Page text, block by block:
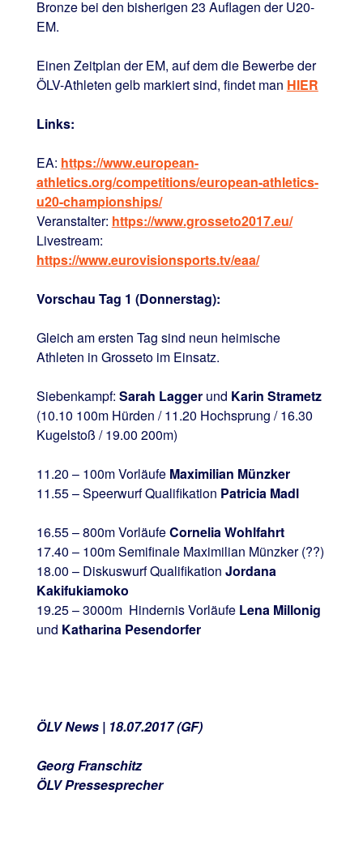
Bronze bei den bisherigen 23 Auflagen der U20-
EM.
Einen Zeitplan der EM, auf dem die Bewerbe der
ÖLV-Athleten gelb markiert sind, findet man HIER
Links:
EA: https://www.european-
athletics.org/competitions/european-athletics-
u20-championships/
Veranstalter: https://www.grosseto2017.eu/
Livestream:
https://www.eurovisionsports.tv/eaa/
Vorschau Tag 1 (Donnerstag):
Gleich am ersten Tag sind neun heimische
Athleten in Grosseto im Einsatz.
Siebenkampf: Sarah Laggerund Karin Strametz
(10.10 100m Hürden / 11.20 Hochsprung / 16.30
Kugelstoß / 19.00 200m)
11.20 – 100m Vorläufe Maximilian Münzker
11.55 – Speerwurf Qualifikation Patricia Madl
16.55 – 800m VorläufeCornelia Wohlfahrt
17.40 – 100m Semifinale Maximilian Münzker (??)
18.00 – Diskuswurf Qualifikation Jordana
Kakifukiamoko
19.25 – 3000m Hindernis Vorläufe Lena Millonig
und Katharina Pesendorfer
ÖLV News | 18.07.2017 (GF)
Georg Franschitz
ÖLV Pressesprecher